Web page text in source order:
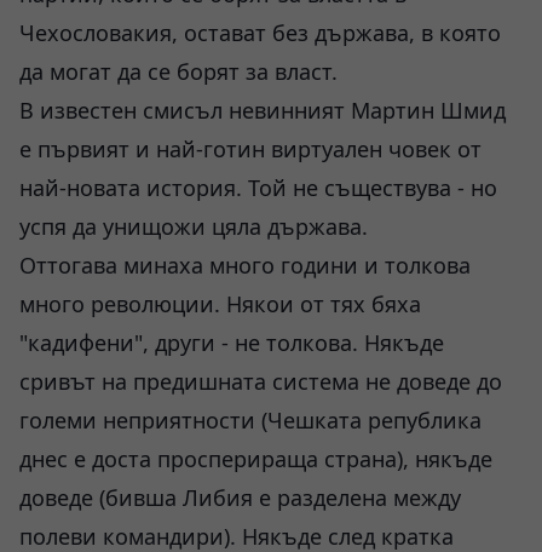
Чехословакия, остават без държава, в която
да могат да се борят за власт.
В известен смисъл невинният Мартин Шмид
е първият и най-готин виртуален човек от
най-новата история. Той не съществува - но
успя да унищожи цяла държава.
Оттогава минаха много години и толкова
много революции. Някои от тях бяха
"кадифени", други - не толкова. Някъде
сривът на предишната система не доведе до
големи неприятности (Чешката република
днес е доста просперираща страна), някъде
доведе (бивша Либия е разделена между
полеви командири). Някъде след кратка